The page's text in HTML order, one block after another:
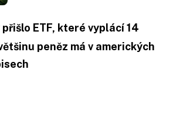
přišlo ETF, které vyplácí 14
peněz má v amerických